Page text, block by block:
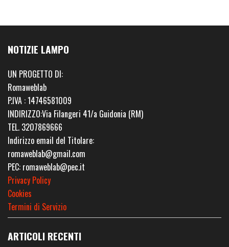
NOTIZIE LAMPO
UN PROGETTO DI:
Romaweblab
P.IVA : 14746581009
INDIRIZZO:Via Filangeri 41/a Guidonia (RM)
TEL. 3207869666
Indirizzo email del Titolare:
romaweblab@gmail.com
PEC: romaweblab@pec.it
Privacy Policy
Cookies
Termini di Servizio
ARTICOLI RECENTI